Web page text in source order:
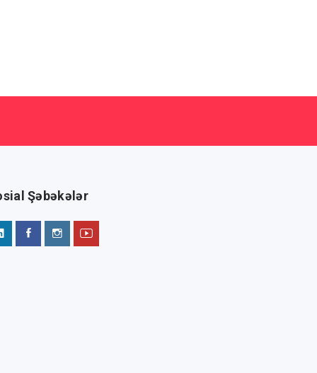
Şəbəkələr